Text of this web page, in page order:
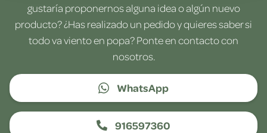
gustaría proponernos alguna idea o algún nuevo
producto? ¿Has realizado un pedido y quieres saber si
todo va viento en popa? Ponte en contacto con
nosotros.
WhatsApp
916597360